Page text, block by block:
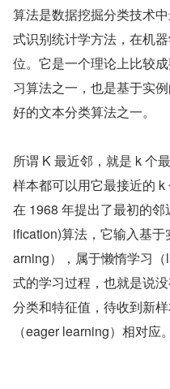
算法是数据挖掘分类技术
式识别统计学方法，在机
位。它是一个理论上比较
习算法之一，也是基于实
好的文本分类算法之一。
所谓 K 最近邻，就是 k 个
样本都可以用它最接近的
在 1968 年提出了最初的
ification)算法，它输入基
arning），属于懒惰学习
式的学习过程，也就是说
分类和特征值，待收到新
（eager learning）相对应。